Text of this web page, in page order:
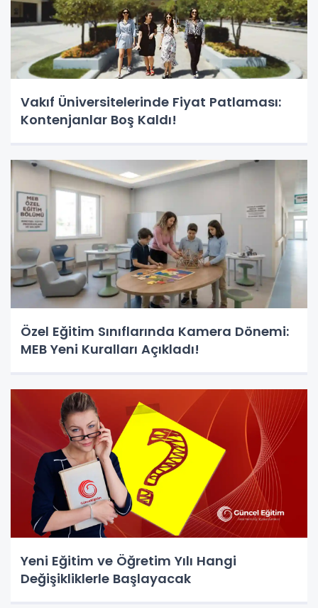
Vakıf Üniversitelerinde Fiyat Patlaması:
Kontenjanlar Boş Kaldı!
Özel Eğitim Sınıflarında Kamera Dönemi:
MEB Yeni Kuralları Açıkladı!
Yeni Eğitim ve Öğretim Yılı Hangi
Değişikliklerle Başlayacak